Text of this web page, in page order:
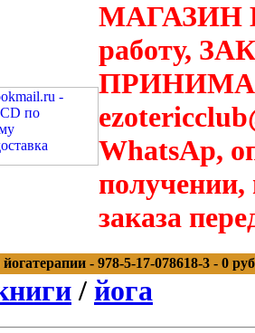
МАГАЗИН
работу,
WhatsAp,
получении,
заказа
- 978-5-17-078618-3 - 0
/ йога